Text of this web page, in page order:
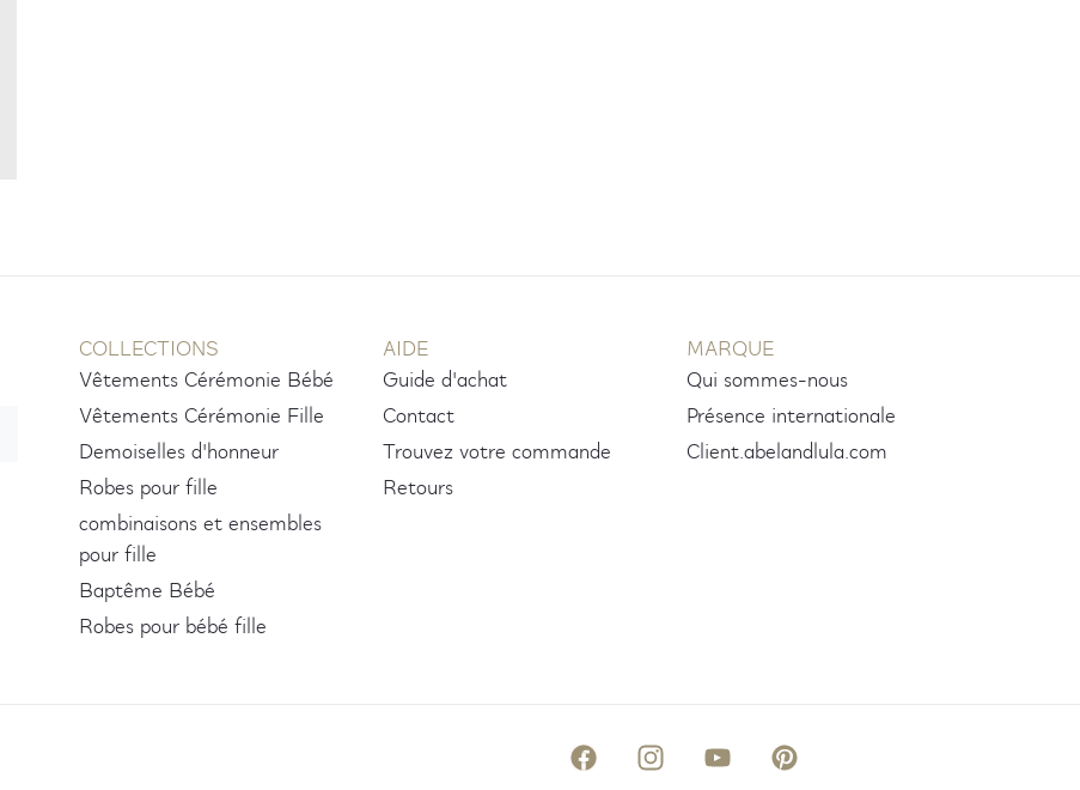
COLLECTIONS
Vêtements Cérémonie Bébé
Vêtements Cérémonie Fille
Demoiselles d'honneur
Robes pour fille
combinaisons et ensembles
pour fille
Baptême Bébé
Robes pour bébé fille
AIDE
Guide d'achat
Contact
Trouvez votre commande
Retours
MARQUE
Qui sommes-nous
Présence internationale
Client.abelandlula.com